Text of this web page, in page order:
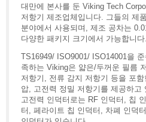
대만에 본사를 둔 Viking Tech
저항기 제조업체입니다. 그들의 제
분야에서 사용되며, 제조 공차는
다양한 패키지 크기에서 가능합니다.
TS16949/ ISO9001/ ISO14001을
족하는 Viking은 얇은/두꺼운 필름
저항기, 전류 감지 저항기 등을 포
압, 고전력 정밀 저항기를 제공하고
고전력 인덕터로는 RF 인덕터, 칩
터, 페라이트 칩 인덕터, 차폐 인덕